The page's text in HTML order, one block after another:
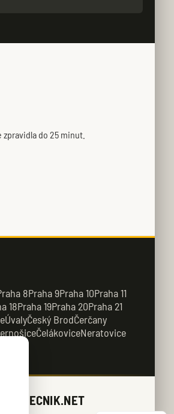
do 25 minut.
8Praha 9Praha 10Praha 11
18Praha 19Praha 20Praha 21
ÚvalyČeský BrodČerčany
ČelákoviceNeratovice
ZAMECNIK.NET